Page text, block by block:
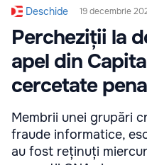
Deschide 19 decembrie
Percheziții la
apel din
cercetate
Membrii unei grupări
fraude informatice,
au fost reținuți